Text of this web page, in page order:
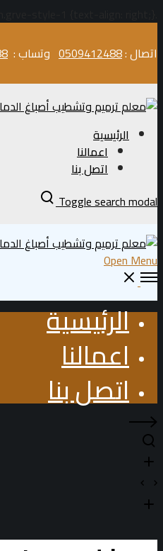
اتصال :0509412488 وتساب :
الرئيسية
اعمالنا
اتصل بنا
Toggle search modal
Open Menu
الرئيسية
اعمالنا
اتصل بنا